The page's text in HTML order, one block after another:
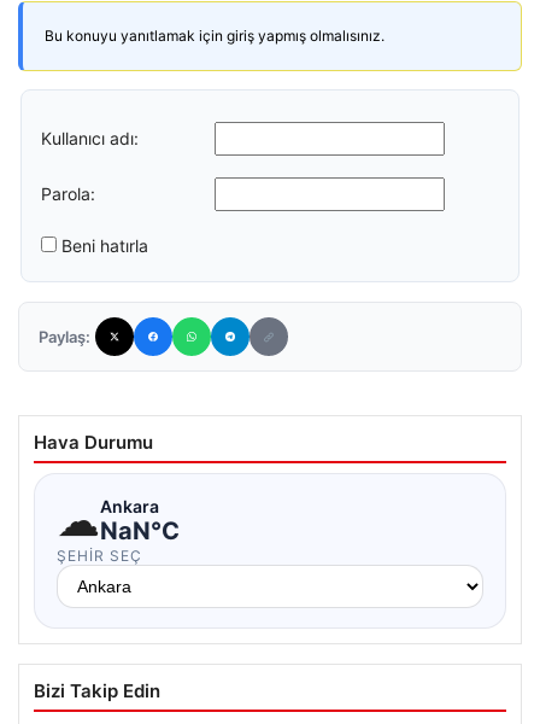
Bu konuyu yanıtlamak için giriş yapmış olmalısınız.
Kullanıcı adı:
Parola:
Beni hatırla
Paylaş:
Hava Durumu
☁Ankara
NaN°C
ŞEHIR SEÇ
Bizi Takip Edin